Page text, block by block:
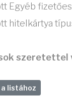
Egyéb
hitelkártya
szeretettel
listához